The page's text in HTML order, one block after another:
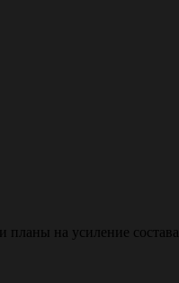
планы на усиление состава